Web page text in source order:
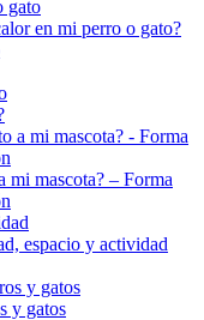
en mi perro o gato?
mi mascota? – Forma
espacio y actividad
y gatos